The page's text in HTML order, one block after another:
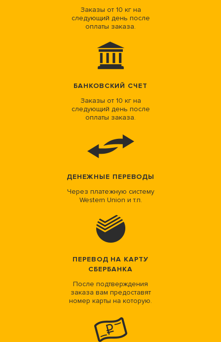
Заказы от 10 кг на
следующий день после
оплаты заказа.
БАНКОВСКИЙ СЧЕТ
Заказы от 10 кг на
следующий день после
оплаты заказа.
ДЕНЕЖНЫЕ ПЕРЕВОДЫ
Через платежную систему
Western Union и т.п.
ПЕРЕВОД НА КАРТУ
СБЕРБАНКА
После подтверждения
заказа вам предоставят
номер карты на которую.